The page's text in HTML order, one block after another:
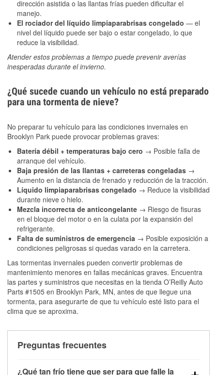
dirección asistida o las llantas frías pueden dificultar el
manejo.
El rociador del líquido limpiaparabrisas congelado — el
nivel del líquido puede ser bajo o estar congelado, lo que
reduce la visibilidad.
Atender estos problemas a tiempo puede prevenir averías
inesperadas durante el invierno.
¿Qué sucede cuando un vehículo no está preparado
para una tormenta de nieve?
No preparar tu vehículo para las condiciones invernales en
Brooklyn Park puede provocar problemas graves:
Batería débil + temperaturas bajo cero → Posible falla de
arranque del vehículo.
Baja presión de las llantas + carreteras congeladas →
Aumento en la distancia de frenado y reducción de la tracción.
Líquido limpiaparabrisas congelado → Reduce la visibilidad
durante nieve o hielo.
Mezcla incorrecta de anticongelante → Riesgo de fisuras
en el bloque del motor o en la culata por la expansión del
refrigerante.
Falta de suministros de emergencia → Posible exposición a
condiciones peligrosas si quedas varado en la carretera.
Las tormentas invernales pueden convertir problemas de
mantenimiento menores en fallas mecánicas graves. Encuentra
las partes y suministros que necesitas en la tienda O’Reilly Auto
Parts #1505 en Brooklyn Park, MN, antes de que llegue una
tormenta, para asegurarte de que tu vehículo esté listo para el
clima que se aproxima.
Preguntas frecuentes
¿Qué tan frío tiene que ser para que falle la